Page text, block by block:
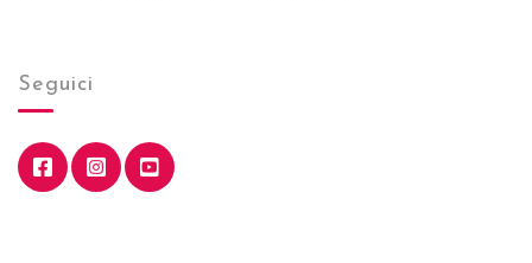
Seguici